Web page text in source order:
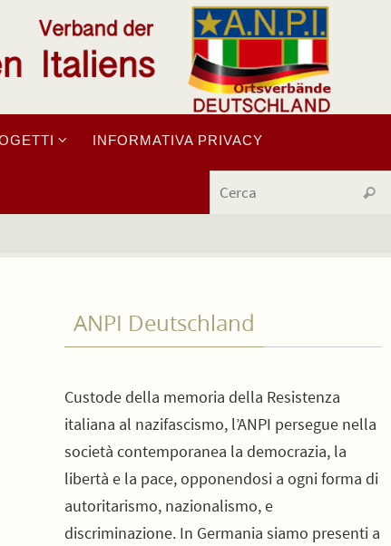
INFORMATIVA PRIVACY
Cerca
ANPI Deutschland
Custode della memoria della Resistenza
italiana al nazifascismo, l’ANPI persegue nella
società contemporanea la democrazia, la
libertà e la pace, opponendosi a ogni forma di
autoritarismo, nazionalismo, e
discriminazione. In Germania siamo presenti a